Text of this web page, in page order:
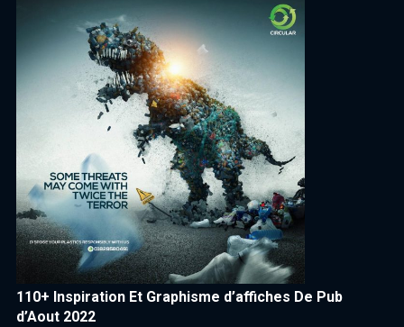
110+ Inspiration Et Graphisme d’affiches De Pub
d’Aout 2022